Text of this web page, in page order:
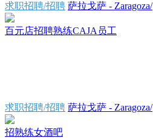
求职招聘/招聘 萨拉戈萨 - Zaragoza/
百元店招聘熟练CAJA员工
求职招聘/招聘 萨拉戈萨 - Zaragoza/
招熟练女酒吧